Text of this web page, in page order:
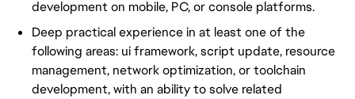
development on mobile, PC, or console platforms.
Deep practical experience in at least one of the
following areas: ui framework, script update, resource
management, network optimization, or toolchain
development, with an ability to solve related